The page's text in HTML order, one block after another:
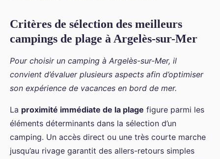
Critères de sélection des meilleurs
campings de plage à Argelès-sur-Mer
Pour choisir un camping à Argelès-sur-Mer, il
convient d’évaluer plusieurs aspects afin d’optimiser
son expérience de vacances en bord de mer.
La proximité immédiate de la plage figure parmi les
éléments déterminants dans la sélection d’un
camping. Un accès direct ou une très courte marche
jusqu’au rivage garantit des allers-retours simples